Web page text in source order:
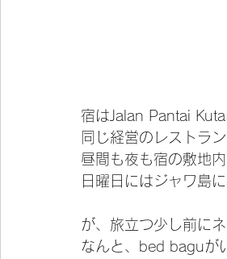
宿はJalan Pantai
同じ経営のレストラ
昼間も夜も宿の敷地
日曜日にはジャワ島
が、旅立つ少し前に
なんと、bed baguが